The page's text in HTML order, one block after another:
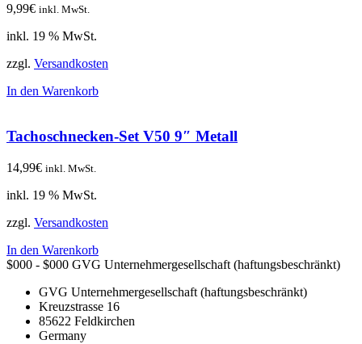
9,99€ inkl. MwSt.
inkl. 19 % MwSt.
zzgl. Versandkosten
In den Warenkorb
Tachoschnecken-Set V50 9″ Metall
14,99€ inkl. MwSt.
inkl. 19 % MwSt.
zzgl. Versandkosten
In den Warenkorb
$000 - $000 GVG Unternehmergesellschaft (haftungsbeschränkt)
GVG Unternehmergesellschaft (haftungsbeschränkt)
Kreuzstrasse 16
85622 Feldkirchen
Germany